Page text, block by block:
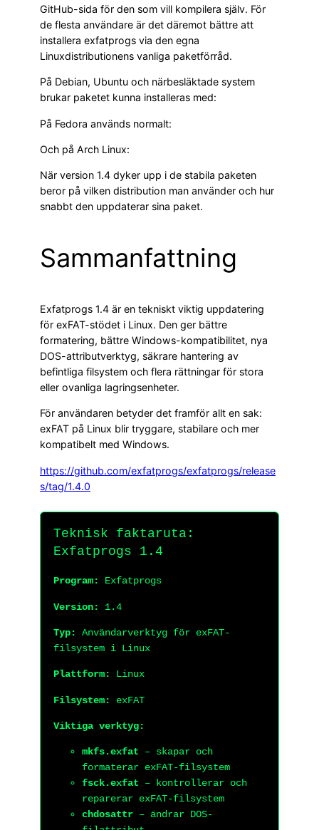
GitHub-sida för den som vill kompilera själv. För
de flesta användare är det däremot bättre att
installera exfatprogs via den egna
Linuxdistributionens vanliga paketförråd.
På Debian, Ubuntu och närbesläktade system
brukar paketet kunna installeras med:
På Fedora används normalt:
Och på Arch Linux:
När version 1.4 dyker upp i de stabila paketen
beror på vilken distribution man använder och hur
snabbt den uppdaterar sina paket.
Sammanfattning
Exfatprogs 1.4 är en tekniskt viktig uppdatering
för exFAT-stödet i Linux. Den ger bättre
formatering, bättre Windows-kompatibilitet, nya
DOS-attributverktyg, säkrare hantering av
befintliga filsystem och flera rättningar för stora
eller ovanliga lagringsenheter.
För användaren betyder det framför allt en sak:
exFAT på Linux blir tryggare, stabilare och mer
kompatibelt med Windows.
https://github.com/exfatprogs/exfatprogs/release
s/tag/1.4.0
Teknisk faktaruta:
Exfatprogs 1.4
Program: Exfatprogs
Version: 1.4
Typ:
Användarverktyg för exFAT-
filsystem i Linux
Plattform: Linux
Filsystem: exFAT
Viktiga verktyg:
mkfs.exfat – skapar och
formaterar exFAT-filsystem
fsck.exfat – kontrollerar och
reparerar exFAT-filsystem
chdosattr – ändrar DOS-